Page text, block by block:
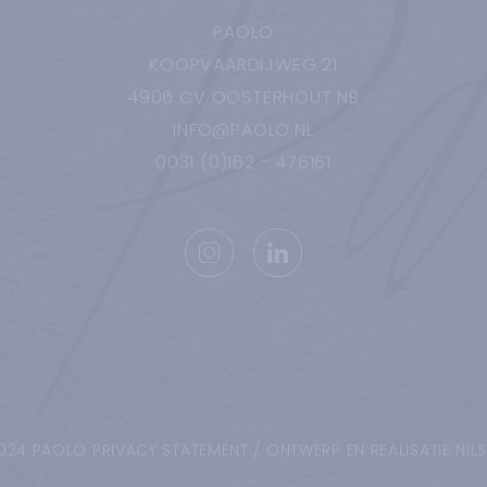
PAOLO
KOOPVAARDIJWEG
4906 CV
OOSTERHOUT NB
INFO@PAOLO.NL
0031 (0)162 - 476161
PAOLO PRIVACY STATEMENT ONTWERP EN REALISATIE